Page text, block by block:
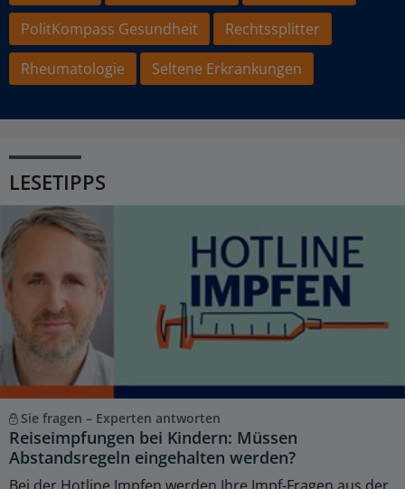
PolitKompass Gesundheit
Rechtssplitter
Rheumatologie
Seltene Erkrankungen
LESETIPPS
Sie fragen – Experten antworten
Reiseimpfungen bei Kindern: Müssen
Abstandsregeln eingehalten werden?